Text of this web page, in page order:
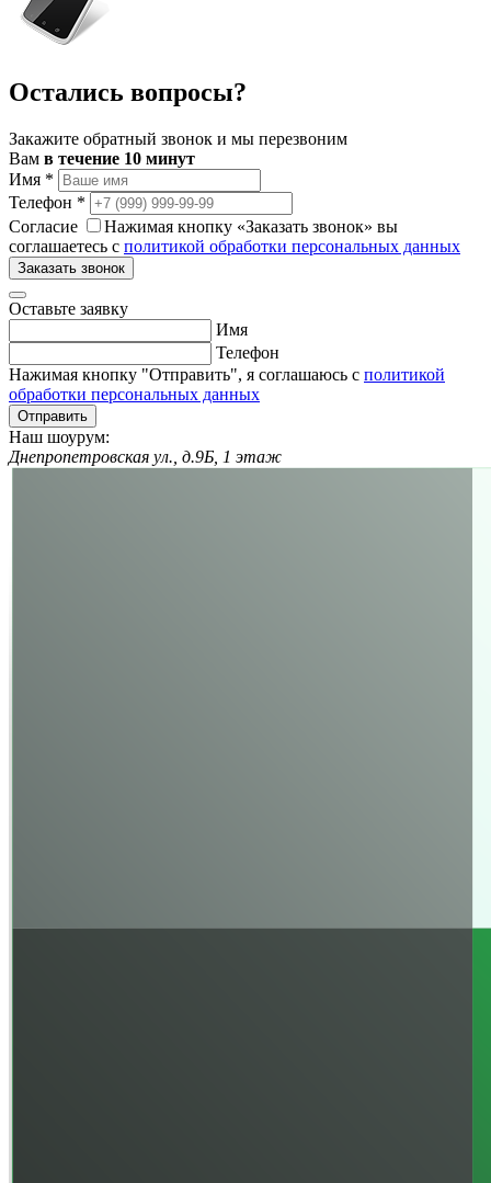
Остались вопросы?
Закажите обратный звонок и мы перезвоним
Вам в течение 10 минут
Имя *
Телефон *
Согласие
Нажимая кнопку «Заказать звонок» вы
соглашаетесь с политикой обработки персональных данных
Заказать звонок
Оставьте заявку
Имя
Телефон
Нажимая кнопку "Отправить", я соглашаюсь с политикой
обработки персональных данных
Отправить
Наш шоурум:
Днепропетровская ул., д.9Б, 1 этаж